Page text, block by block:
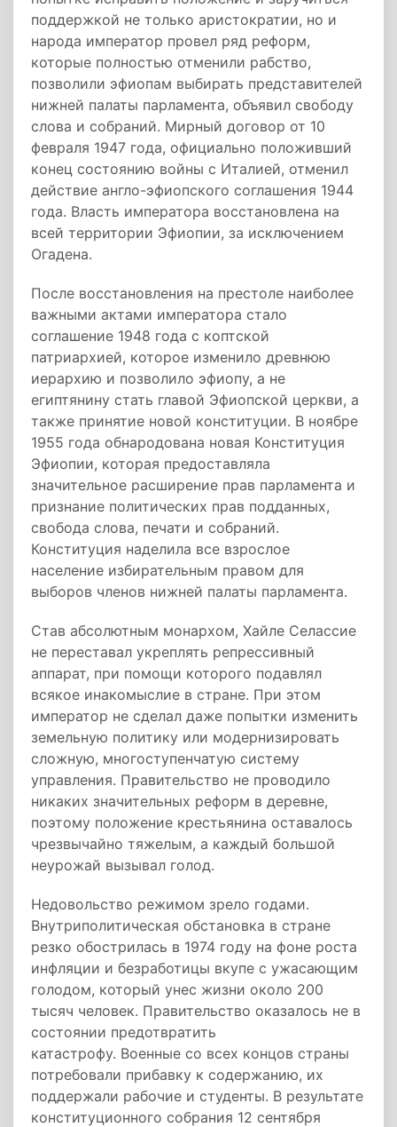
поддержкой не только аристократии, но и
народа император провел ряд реформ,
которые полностью отменили рабство,
позволили эфиопам выбирать представителей
нижней палаты парламента, объявил свободу
слова и собраний. Мирный договор от 10
февраля 1947 года, официально положивший
конец состоянию войны с Италией, отменил
действие англо-эфиопского соглашения 1944
года. Власть императора восстановлена на
всей территории Эфиопии, за исключением
Огадена.
После восстановления на престоле наиболее
важными актами императора стало
соглашение 1948 года с коптской
патриархией, которое изменило древнюю
иерархию и позволило эфиопу, а не
египтянину стать главой Эфиопской церкви, а
также принятие новой конституции. В ноябре
1955 года обнародована новая Конституция
Эфиопии, которая предоставляла
значительное расширение прав парламента и
признание политических прав подданных,
свобода слова, печати и собраний.
Конституция наделила все взрослое
население избирательным правом для
выборов членов нижней палаты парламента.
Став абсолютным монархом, Хайле Селассие
не переставал укреплять репрессивный
аппарат, при помощи которого подавлял
всякое инакомыслие в стране. При этом
император не сделал даже попытки изменить
земельную политику или модернизировать
сложную, многоступенчатую систему
управления. Правительство не проводило
никаких значительных реформ в деревне,
поэтому положение крестьянина оставалось
чрезвычайно тяжелым, а каждый большой
неурожай вызывал голод.
Недовольство режимом зрело годами.
Внутриполитическая обстановка в стране
резко обострилась в 1974 году на фоне роста
инфляции и безработицы вкупе с ужасающим
голодом, который унес жизни около 200
тысяч человек. Правительство оказалось не в
состоянии предотвратить
катастрофу. Военные со всех концов страны
потребовали прибавку к содержанию, их
поддержали рабочие и студенты. В результате
конституционного собрания 12 сентября